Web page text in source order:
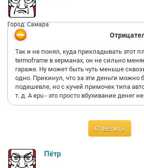
Город: Самара
Так и не понял, куда прикладывать этот
termoframe в херманах, он не сильно
гараже. Ну может быть чуть меньше
одно. Прикинул, что за эти деньги можно
подешевле, но с кучей примочек типа
т. д. А epu - это просто вбухивание денег
Ответить
Пётр